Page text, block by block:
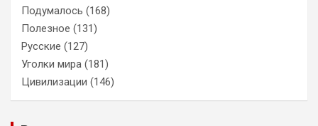
Подумалось (168)
Полезное (131)
Русские (127)
Уголки мира (181)
Цивилизации (146)